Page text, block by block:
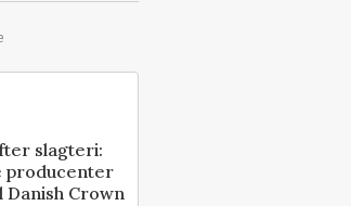
slagteri:
producenter
Crown